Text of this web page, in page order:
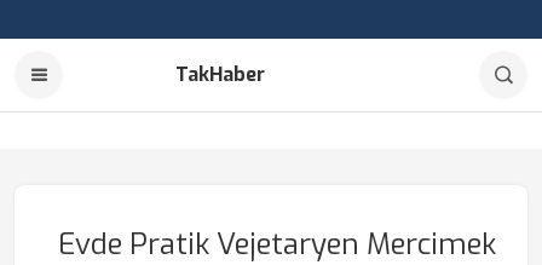
TakHaber
Evde Pratik Vejetaryen Mercimek